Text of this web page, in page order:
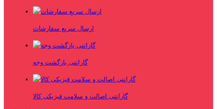
ارسال سریع سفارشات
گارانتی بازگشت وجه
گارانتی اصالت و سلامت فیزیکی کالا